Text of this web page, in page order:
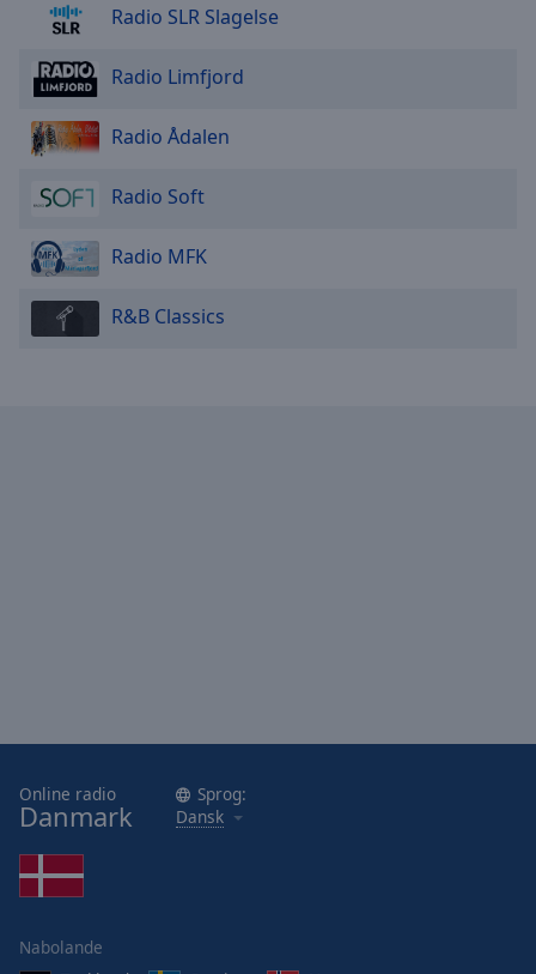
Radio SLR Slagelse
Radio Limfjord
Radio Ådalen
Radio Soft
Radio MFK
R&B Classics
Online radio
Danmark
Sprog:
Dansk
Nabolande